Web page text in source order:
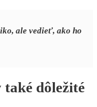
ale vedieť, ako ho
také dôležité